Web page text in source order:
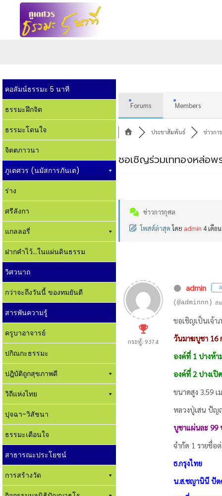
คอลัมน์ธรรมะ 5 นาที
ธรรมะฝึกจิต
ธรรมะโดนใจ
จิตตภาวนา
ภูเตศวร (นมัสการภันเต)
ร่าง
ศรีลังกา
แกลลอรี่
ฝากคำไว้...ในแผ่นดินธรรม
วิศวนาถ
กว่าจะถึงวันนี้ ของทมยันตี
สารพันความรู้
ครูบาอาจารย์
ปกิณกะธรรมะ
ปฎิบัติถูกสุขภาพดี
วิถีแห่งไทย
ปุจฉา-วิสัชนา
ธรรมะเตือนใจ
สาธารณะประโยชน์
การสร้างวัด
Forums Members
ประชาสัมพันธ์ ข่าวกา
ชอเชิญร่วมเททองหล่อพ
ข่าวการกุศล
โพสต์ล่าสุด โดย admin 4 เดือ
กระทู้: 9374
admin
(@adminnn) ส
ขอเชิญเป็นเจ้า
วันมาฆบูชา 16
องค์ที่ 1 ปางห้า
องค์ที่ 2 ปางเปิ
ขนาดสูง 3.59
หลวงปู่เสน ปัญ
บูชาแผ่นละ 99
จำกัด 1 รายชื่อ
ธ.กรุงไทย
น.ส.ชญานินี ปั